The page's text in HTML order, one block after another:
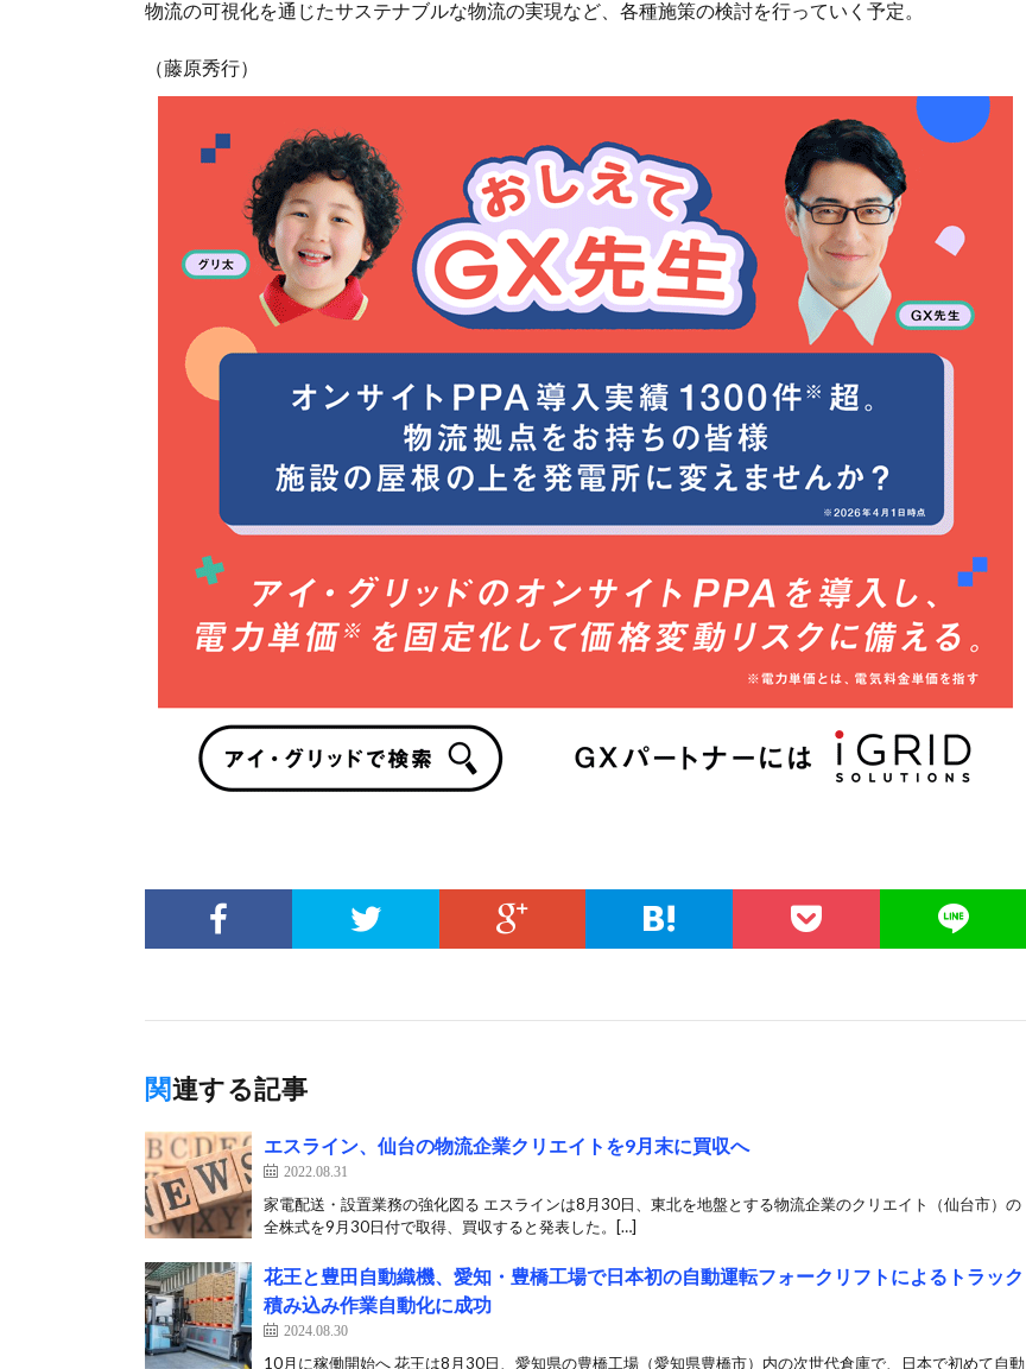
物流の可視化を通じたサステナブルな物流の実現など、各種施策の検討を行っていく予定。
（藤原秀行）
関連する記事
エスライン、仙台の物流企業クリエイトを9月末に買収へ
2022.08.31
家電配送・設置業務の強化図る エスラインは8月30日、東北を地盤とする物流企業のクリエイト（仙台市）の
全株式を9月30日付で取得、買収すると発表した。[…]
花王と豊田自動織機、愛知・豊橋工場で日本初の自動運転フォークリフトによるトラック
積み込み作業自動化に成功
2024.08.30
10月に稼働開始へ 花王は8月30日、愛知県の豊橋工場（愛知県豊橋市）内の次世代倉庫で、日本で初めて自動